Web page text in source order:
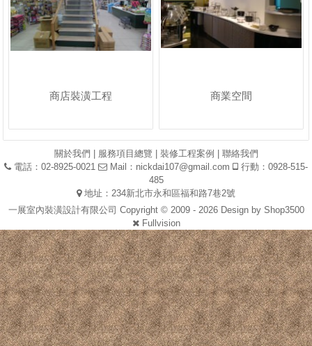
商店裝潢工程 商業空間
關於我們 | 服務項目總覽 | 裝修工程案例 | 聯絡我們
電話：02-8925-0021
Mail： nickdai107@gmail.com
行動：0928-515-
485
地址：234新北市永和區福和路7巷2號
一展室內裝潢設計有限公司 Copyright © 2009 - 2026 Design by Shop3500
Fullvision